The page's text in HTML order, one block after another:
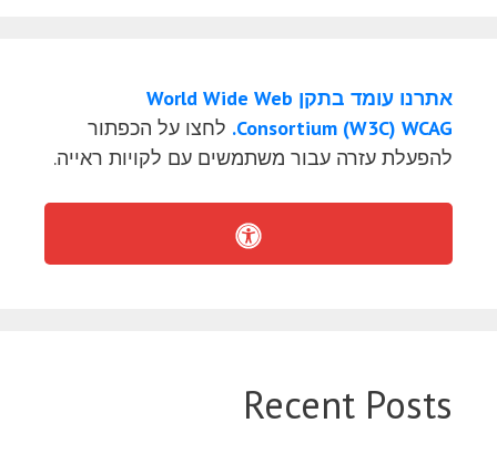
אתרנו עומד בתקן World Wide Web
Consortium (W3C) WCAG. לחצו על הכפתור
להפעלת עזרה עבור משתמשים עם לקויות ראייה.
Recent Posts